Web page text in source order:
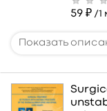
59 ₽ /1